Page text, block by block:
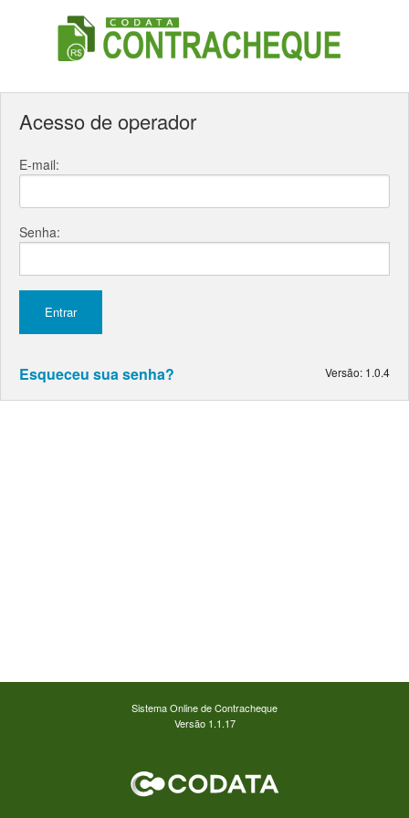
Acesso de operador
E-mail:
Senha:
Esqueceu sua senha? Versão: 1.0.4
Sistema Online de Contracheque
Versão 1.1.17